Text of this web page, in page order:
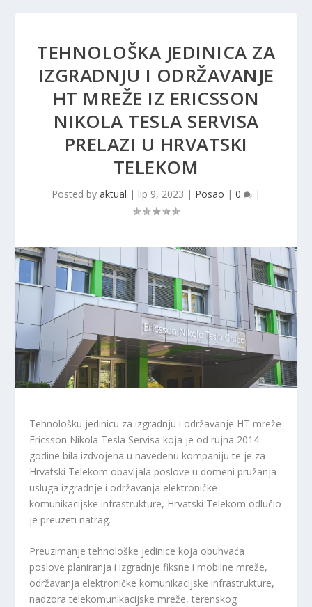
TEHNOLOŠKA JEDINICA ZA
IZGRADNJU I ODRŽAVANJE
HT MREŽE IZ ERICSSON
NIKOLA TESLA SERVISA
PRELAZI U HRVATSKI
TELEKOM
Posted by aktual | lip 9, 2023 | Posao | 0 |
Tehnološku jedinicu za izgradnju i održavanje HT mreže
Ericsson Nikola Tesla Servisa koja je od rujna 2014.
godine bila izdvojena u navedenu kompaniju te je za
Hrvatski Telekom obavljala poslove u domeni pružanja
usluga izgradnje i održavanja elektroničke
komunikacijske infrastrukture, Hrvatski Telekom odlučio
je preuzeti natrag.
Preuzimanje tehnološke jedinice koja obuhvaća
poslove planiranja i izgradnje fiksne i mobilne mreže,
održavanja elektroničke komunikacijske infrastrukture,
nadzora telekomunikacijske mreže, terenskog